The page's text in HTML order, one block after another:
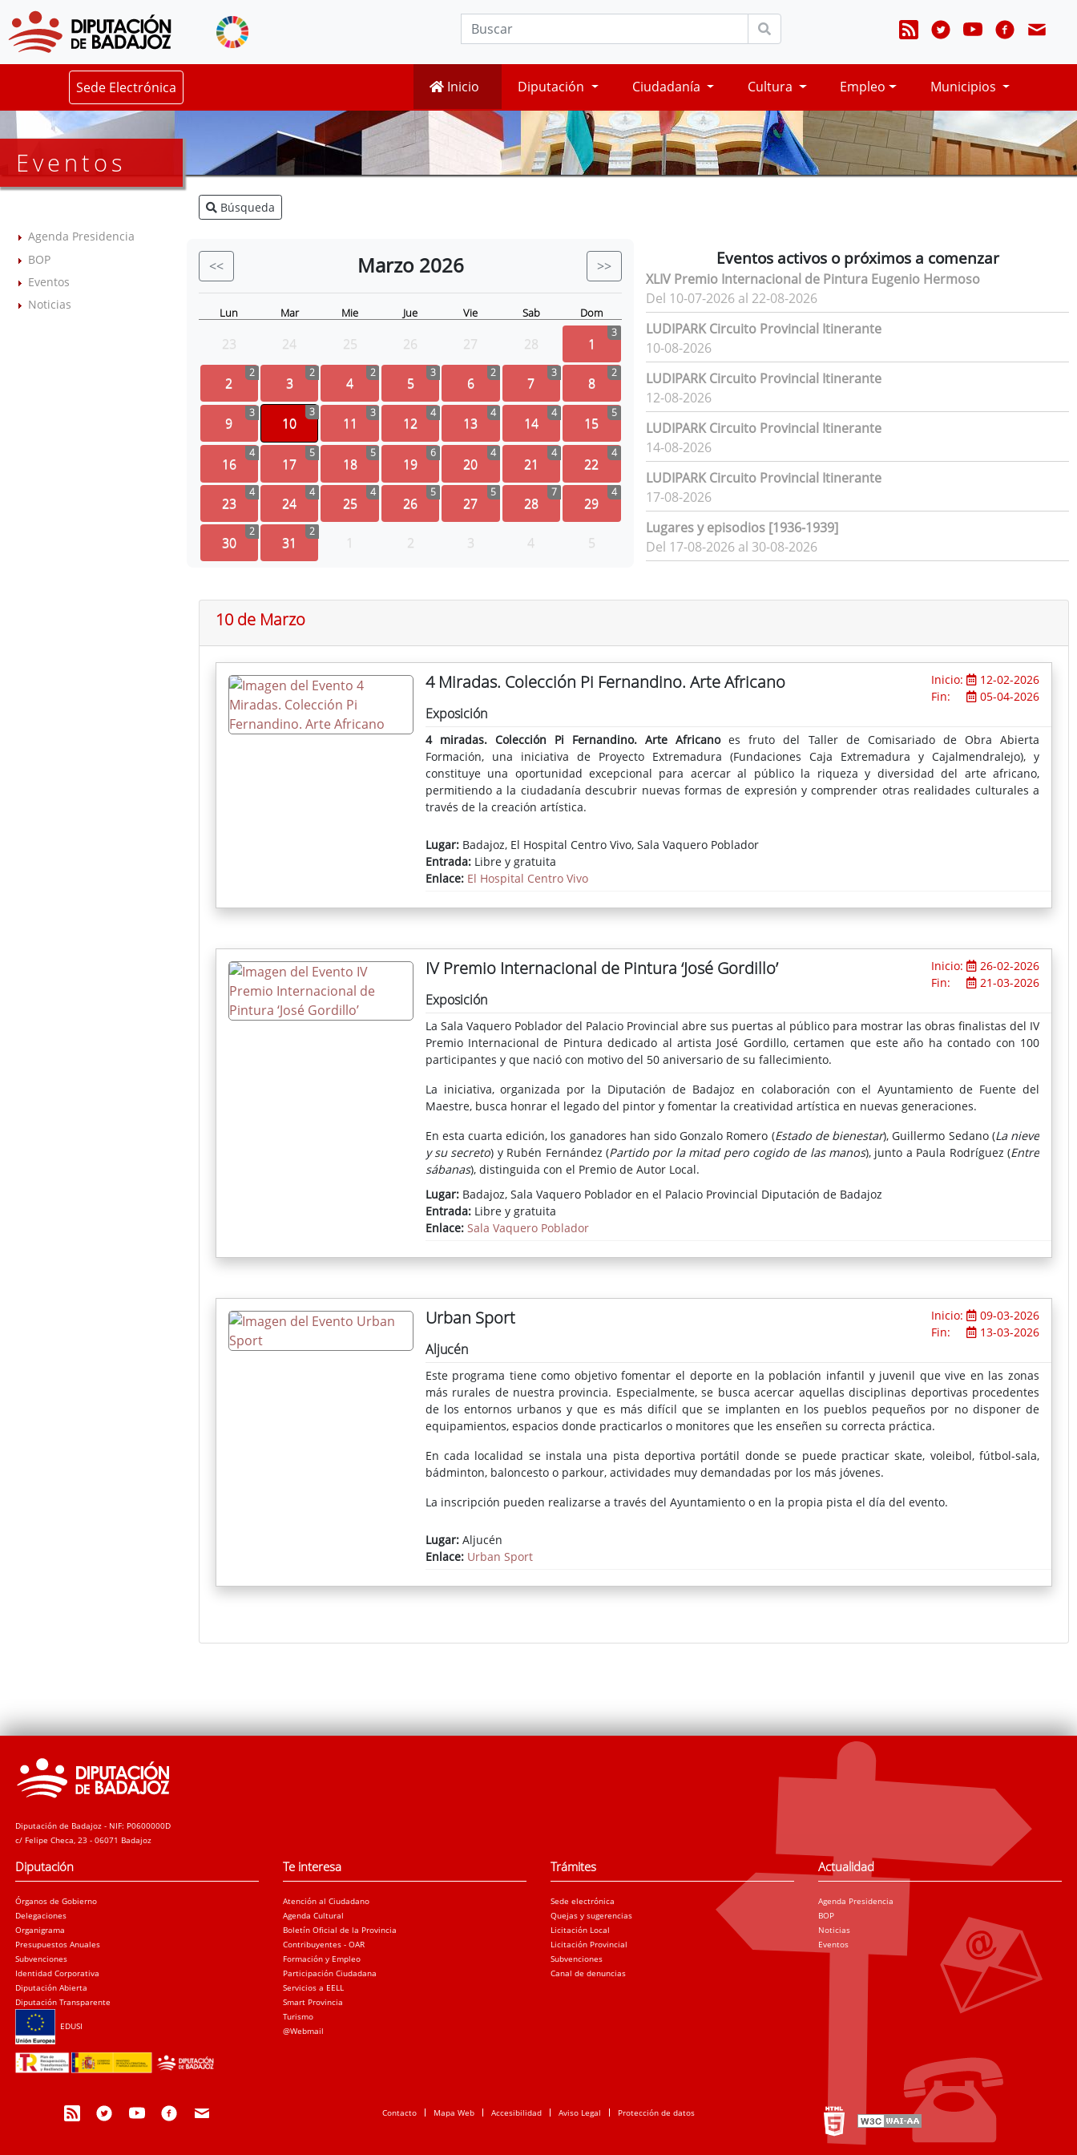
Sede Electrónica Inicio Diputación Ciudadanía Cultura Empleo Municipios
Eventos
Agenda Presidencia
BOP
Eventos
Noticias
Búsqueda
<< Marzo 2026 >>
Lun Mar Mie Jue Vie Sab Dom
23 24 25 26 27 28 1
3
2
2
3
2
4
2
5
3
6
2
7
3
8
2
9
3
10
3
11
3
12
4
13
4
14
4
15
5
16
4
17
5
18
5
19
6
20
4
21
4
22
4
23
4
24
4
25
4
26
5
27
5
28
7
29
4
30
2
31
2
1 2 3 4 5
Eventos activos o próximos a comenzar
XLIV Premio Internacional de Pintura Eugenio Hermoso
Del 10-07-2026 al 22-08-2026
LUDIPARK Circuito Provincial Itinerante
10-08-2026
LUDIPARK Circuito Provincial Itinerante
12-08-2026
LUDIPARK Circuito Provincial Itinerante
14-08-2026
LUDIPARK Circuito Provincial Itinerante
17-08-2026
Lugares y episodios [1936-1939]
Del 17-08-2026 al 30-08-2026
10 de Marzo
4 Miradas. Colección Pi Fernandino. Arte Africano Inicio:
12-02-2026
Fin:
05-04-2026
Exposición
4 miradas. Colección Pi Fernandino. Arte Africanoes fruto del Taller de Comisariado de Obra Abierta
Formación, una iniciativa de Proyecto Extremadura (Fundaciones Caja Extremadura y Cajalmendralejo), y
constituye una oportunidad excepcional para acercar al público la riqueza y diversidad del arte africano,
permitiendo a la ciudadanía descubrir nuevas formas de expresión y comprender otras realidades culturales a
través de la creación artística.
Lugar:Badajoz, El Hospital Centro Vivo, Sala Vaquero Poblador
Entrada:Libre y gratuita
Enlace: El Hospital Centro Vivo
IV Premio Internacional de Pintura ‘José Gordillo’ Inicio:
26-02-2026
Fin:
21-03-2026
Exposición
La Sala Vaquero Poblador del Palacio Provincial abre sus puertas al público para mostrar las obras finalistas del IV
Premio Internacional de Pintura dedicado al artista José Gordillo, certamen que este año ha contado con 100
participantes y que nació con motivo del 50 aniversario de su fallecimiento.
La iniciativa, organizada por la Diputación de Badajoz en colaboración con el Ayuntamiento de Fuente del
Maestre, busca honrar el legado del pintor y fomentar la creatividad artística en nuevas generaciones.
En esta cuarta edición, los ganadores han sido Gonzalo Romero (Estado de bienestar), Guillermo Sedano (La nieve
y su secreto) y Rubén Fernández (Partido por la mitad pero cogido de las manos), junto a Paula Rodríguez (Entre
sábanas), distinguida con el Premio de Autor Local.
Lugar:Badajoz, Sala Vaquero Poblador en el Palacio Provincial Diputación de Badajoz
Entrada:Libre y gratuita
Enlace: Sala Vaquero Poblador
Urban Sport Inicio:
09-03-2026
Fin:
13-03-2026
Aljucén
Este programa tiene como objetivo fomentar el deporte en la población infantil y juvenil que vive en las zonas
más rurales de nuestra provincia. Especialmente, se busca acercar aquellas disciplinas deportivas procedentes
de los entornos urbanos y que es más difícil que se implanten en los pueblos pequeños por no disponer de
equipamientos, espacios donde practicarlos o monitores que les enseñen su correcta práctica.
En cada localidad se instala una pista deportiva portátil donde se puede practicar skate, voleibol, fútbol-sala,
bádminton, baloncesto o parkour, actividades muy demandadas por los más jóvenes.
La inscripción pueden realizarse a través del Ayuntamiento o en la propia pista el día del evento.
Lugar:Aljucén
Enlace: Urban Sport
Diputación de Badajoz - NIF: P0600000D
c/ Felipe Checa, 23 - 06071 Badajoz
Diputación
Órganos de Gobierno
Delegaciones
Organigrama
Presupuestos Anuales
Subvenciones
Identidad Corporativa
Diputación Abierta
Diputación Transparente
EDUSI
Te interesa
Atención al Ciudadano
Agenda Cultural
Boletín Oficial de la Provincia
Contribuyentes - OAR
Formación y Empleo
Participación Ciudadana
Servicios a EELL
Smart Provincia
Turismo
@Webmail
Trámites
Sede electrónica
Quejas y sugerencias
Licitación Local
Licitación Provincial
Subvenciones
Canal de denuncias
Actualidad
Agenda Presidencia
BOP
Noticias
Eventos
Contacto Mapa Web Accesibilidad Aviso Legal Protección de datos